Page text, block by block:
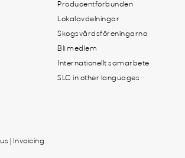
Producentförbunden
Lokalavdelningar
Skogsvårdsföreningarna
Bli medlem
Internationellt samarbete
SLC in other languages
| Invoicing